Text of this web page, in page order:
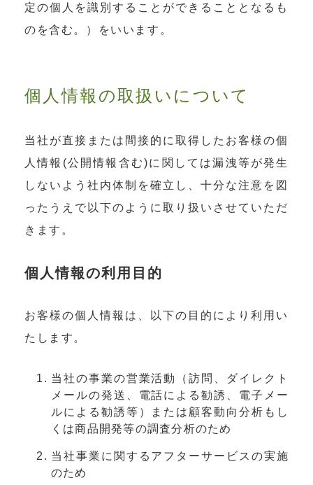
定の個人を識別することができることとなるも
のを含む。）をいいます。
個人情報の取扱いについて
当社が直接または間接的に取得したお客様の個
人情報(公開情報含む)に関しては漏洩等が発生
しないよう社内体制を確立し、十分な注意を図
ったうえで以下のように取り扱いさせていただ
きます。
個人情報の利用目的
お客様の個人情報は、以下の目的により利用い
たします。
当社の事業の営業活動（訪問、ダイレクト
メールの発送、電話による勧誘、電子メー
ルによる勧誘等）または顧客動向分析もし
くは商品開発等の調査分析のため
当社事業に関するアフターサービスの実施
のため